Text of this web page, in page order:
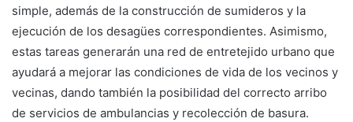
simple, además de la construcción de sumideros y la
ejecución de los desagües correspondientes. Asimismo,
estas tareas generarán una red de entretejido urbano que
ayudará a mejorar las condiciones de vida de los vecinos y
vecinas, dando también la posibilidad del correcto arribo
de servicios de ambulancias y recolección de basura.